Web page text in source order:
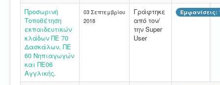
Προσωρινή
Τοποθέτηση
εκπαιδευτικών
κλάδων ΠΕ 70
Δασκάλων, ΠΕ
60 Νηπιαγωγών
και ΠΕ06
Αγγλικής.
03 Σεπτεμβρίου
2018
Γράφτηκε
από τον/
την Super
User
Εμφανίσεις: